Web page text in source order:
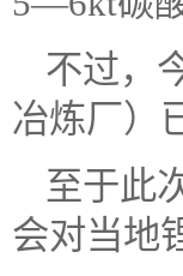
不过，
冶炼厂）
至于此
会对当地